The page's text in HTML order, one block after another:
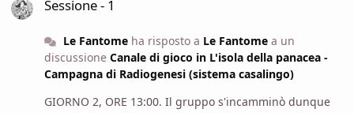
Sessione - 1
Le Fantomeha risposto a Le Fantomea un
discussione Canale di gioco in L'isola della panacea -
Campagna di Radiogenesi (sistema casalingo)
GIORNO 2, ORE 13:00. Il gruppo s'incamminò dunque